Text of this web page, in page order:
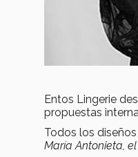
Entos Lingerie
propuestas
Todos los
María Antonieta,